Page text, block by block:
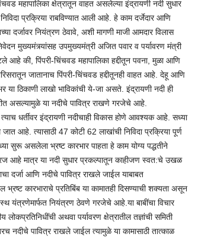
महापालिका क्षेत्रातून वाहत असलेल्या इंद्रायणी नदी सुधार
प्रक्रिया राबविण्यात आली आहे. हे काम दर्जेदार आणि
दर्जावर नियंत्रण ठेवावे, अशी मागणी माजी आमदार विलास
मुख्यमंत्र्यांसह उपमुख्यमंत्री अजित पवार व पर्यावरण मंत्री
आहे की, पिंपरी-चिंचवड महापालिका हद्दीतून पवना, मुळा आणि
जातानाच पिंपरी-चिंचवड हद्दीतूनही वाहत आहे. देहू आणि
या ठिकाणी लाखो भाविकांची ये-जा असते. इंद्रायणी नदी ही
असल्यामुळे या नदीचे पावित्र राखणे गरजेचे आहे.
धर्तीवर इंद्रायणी नदीचाही विकास होणे आवश्यक आहे. सध्या
आहे. त्यासाठी 47 कोटी 62 लाखांची निविदा प्रक्रिया पूर्ण
असलेला भ्रष्ट कारभार पाहता हे काम योग्य पद्धतीने
आहे मात्र या नदी सुधार प्रकल्पातून काहीजण स्वत:चे उखळ
दर्जा आणि नदीचे पावित्र राखले जाईल याबाबत
भ्रष्ट कारभाराचे प्रतिबिंब या कामातही दिसण्याची शक्यता असून
यंत्रणेमार्फत नियंत्रण ठेवणे गरजेचे आहे.या बाबींचा विचार
अथवा पर्यावरण क्षेत्रातील तज्ञांची समिती
नदीचे पावित्र राखले जाईल त्यामुळे या कामासाठी तात्काळ